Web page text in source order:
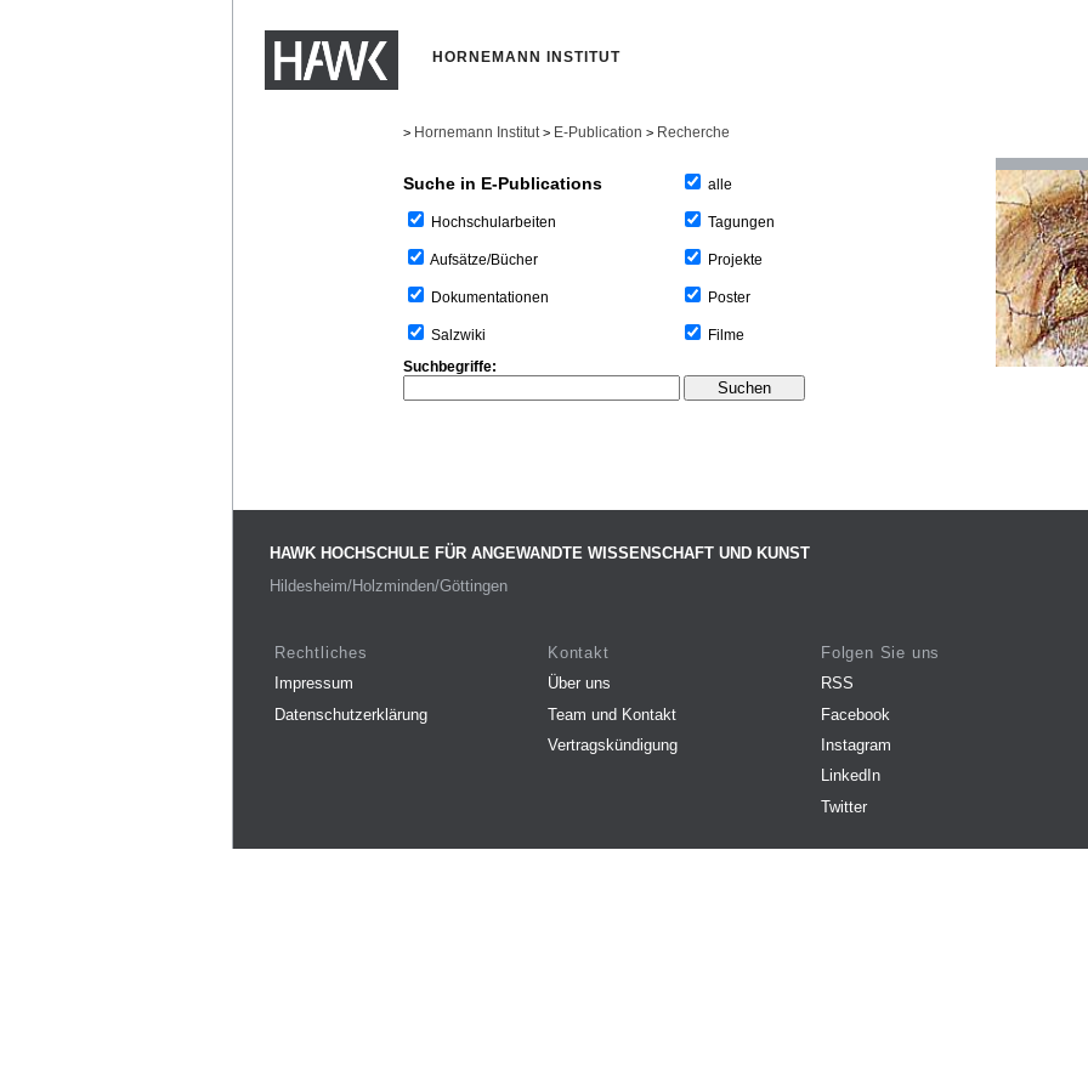
HORNEMANN INSTITUT
> Hornemann Institut > E-Publication > Recherche
Suche in E-Publications
Hochschularbeiten
Aufsätze/Bücher
Dokumentationen
Salzwiki
alle
Tagungen
Projekte
Poster
Filme
Suchbegriffe:
HAWK HOCHSCHULE FÜR ANGEWANDTE WISSENSCHAFT UND KUNST
Hildesheim/Holzminden/Göttingen
Rechtliches
Impressum
Datenschutzerklärung
Kontakt
Über uns
Team und Kontakt
Vertragskündigung
Folgen Sie uns
RSS
Facebook
Instagram
LinkedIn
Twitter